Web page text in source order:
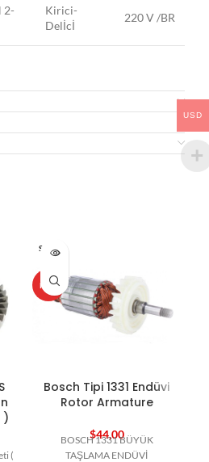
2-
Kirici-
Delİcİ
220 V /BR
)
(
SOLD O
UT
HOT
Bosch Tipi 1331 Endüvi
Rotor Armature
$44,00
BOSCH 1331 BÜYÜK
TAŞLAMA ENDÜVİ
USD